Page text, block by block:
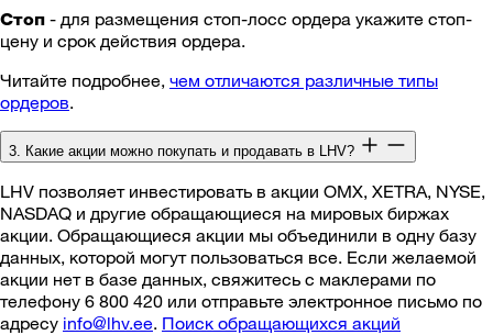
Стоп - для размещения стоп-лосс ордера укажите стоп-
цену и срок действия ордера.
Читайте подробнее, чем отличаются различные типы
ордеров.
3. Какие акции можно покупать и продавать в LHV?
LHV позволяет инвестировать в акции OMX, XETRA, NYSE,
NASDAQ и другие обращающиеся на мировых биржах
акции. Обращающиеся акции мы объединили в одну базу
данных, которой могут пользоваться все. Если желаемой
акции нет в базе данных, свяжитесь с маклерами по
телефону 6 800 420 или отправьте электронное письмо по
адресу info@lhv.ee. Поиск обращающихся акций